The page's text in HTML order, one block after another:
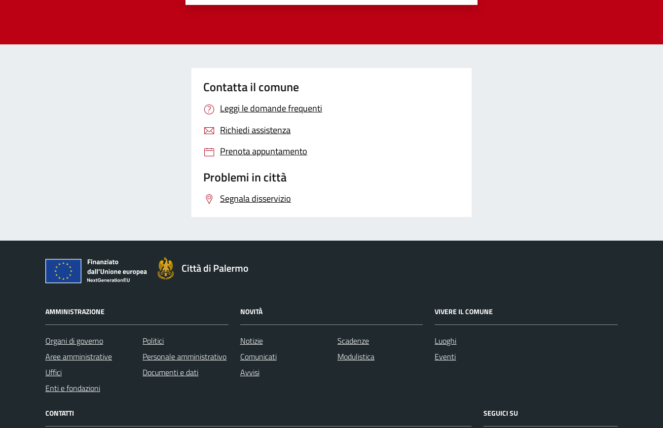
Contatta il comune
Leggi le domande frequenti
Richiedi assistenza
Prenota appuntamento
Problemi in città
Segnala disservizio
Città di Palermo
AMMINISTRAZIONE
Organi di governo
Aree amministrative
Uffici
Enti e fondazioni
Politici
Personale amministrativo
Documenti e dati
NOVITÀ
Notizie
Comunicati
Avvisi
Scadenze
Modulistica
VIVERE IL COMUNE
Luoghi
Eventi
CONTATTI SEGUICI SU